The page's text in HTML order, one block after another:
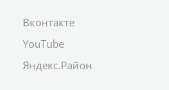
Вконтакте
YouTube
Яндекс.Район